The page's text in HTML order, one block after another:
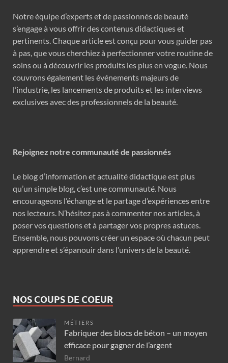
Notre équipe d’experts et de passionnés de beauté
s’engage à vous offrir des contenus didactiques et
pertinents. Chaque article est conçu pour vous guider pas
à pas, que vous cherchiez à perfectionner votre routine de
soins ou à découvrir les produits les plus en vogue. Nous
couvrons également les événements majeurs de
l’industrie, les lancements de produits et les interviews
exclusives avec des professionnels de la beauté.
Rejoignez notre communauté de passionnés
Le blog d’information et actualité didactique est plus
qu’un simple blog, c’est une communauté. Nous
encourageons l’échange et le partage d’expériences entre
nos lecteurs. N’hésitez pas à commenter nos articles, à
poser vos questions et à partager vos propres astuces.
Ensemble, nous pouvons créer un espace où chacun peut
apprendre et s’épanouir dans l’univers de la beauté.
NOS COUPS DE COEUR
MÉTIERS
Fabriquer des blocs de béton – un moyen
efficace pour gagner de l’argent
Bernard